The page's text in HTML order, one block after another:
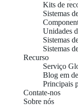
Kits de
Sistemas
Unidades
Sistemas
Sistemas
Recurso
Serviço
Blog em
Principais
Contate-nos
Sobre nós